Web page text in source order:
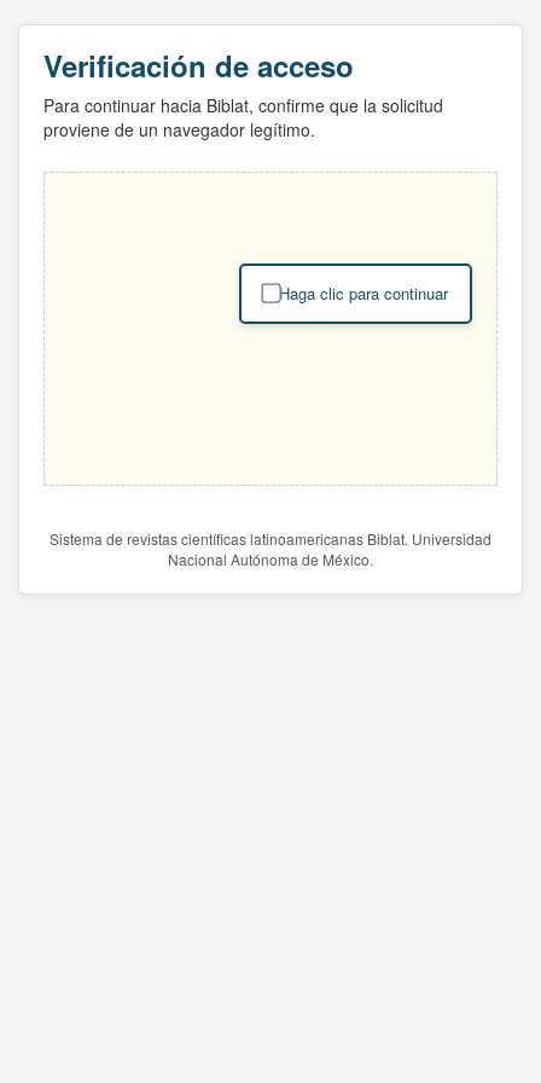
Verificación de acceso
Para continuar hacia Biblat, confirme que la solicitud
proviene de un navegador legítimo.
Haga clic para continuar
Sistema de revistas científicas latinoamericanas Biblat. Universidad
Nacional Autónoma de México.